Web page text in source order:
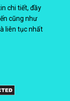
chi tiết, đầy
cũng như
liên tục nhất